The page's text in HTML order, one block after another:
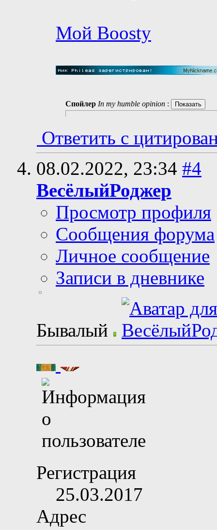
Мой Boosty
Спойлер In my humble opinion :
Ответить с
08.02.2022, 23:34 #4
ВесёлыйРоджер
Просмотр профиля
Сообщения форума
Личное сообщение
Записи в дневнике
Бывалый
Регистрация
25.03.2017
Адрес